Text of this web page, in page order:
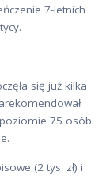
7-letnich
się już kilka
75 osób.
(2 tys. zł) i